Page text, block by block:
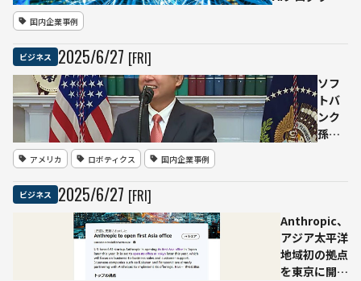
「OpenDXA」
を発表
国内企業事例
ビジネス 2025/6/27 [FRI]
ソフ
トバ
ンク
孫正
ナに1
兆ド
ル規
模の
アメリカ ロボティクス 国内企業事例
ビジネス 2025/6/27 [FRI]
Anthropic、
アジア太平洋
地域初の拠点
を東京に開設